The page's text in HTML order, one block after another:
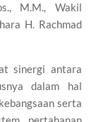
M.M., Wakil
H. Rachmad
sinergi antara
dalam hal
serta